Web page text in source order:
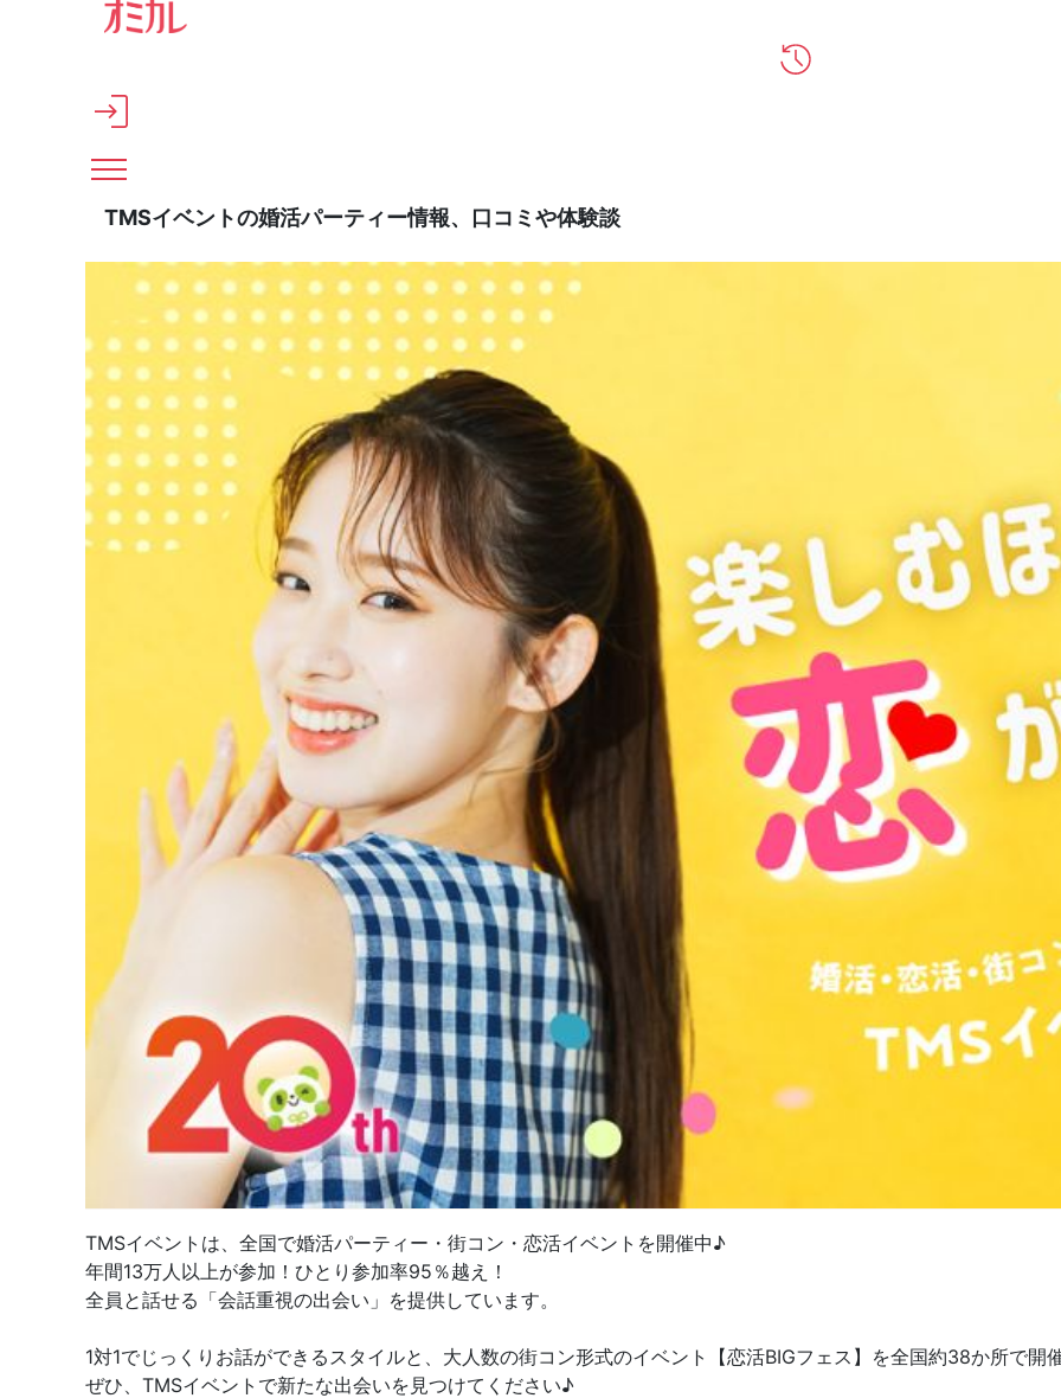
メインコンテンツへスキップ
TMSイベントの婚活パーティー情報、口コミや体験談
TMSイベントは、全国で婚活パーティー・街コン・恋活イベントを開催中♪
年間13万人以上が参加！ひとり参加率95％越え！
全員と話せる「会話重視の出会い」を提供しています。
1対1でじっくりお話ができるスタイルと、大人数の街コン形式のイベント【恋活BIGフェス】を全国約38か所で開
ぜひ、TMSイベントで新たな出会いを見つけてください♪